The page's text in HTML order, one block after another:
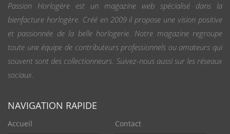
Passion Horlogère est un magazine web spécialisé dans la
bienfacture horlogère. Créé en 2009 il propose une vision positive
et passionnée de la belle horlogerie. Notre magazine regroupe
toute une équipe de contributeurs professionnels ou amateurs qui
souvent sont des collectionneurs. Suivez-nous aussi sur les réseaux
sociaux.
NAVIGATION RAPIDE
Accueil Contact